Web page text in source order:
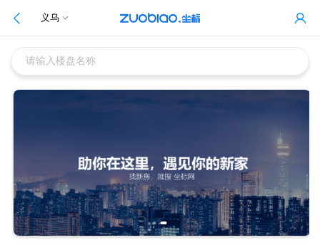
义乌
请输入楼盘名称